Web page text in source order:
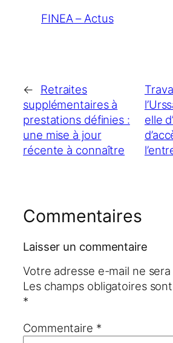
FINEA – Actus
←
Retraites
supplémentaires à
prestations définies :
une mise à jour
récente à connaître
elle
Commentaires
Laisser un commentaire
Votre adresse e-mail ne
Les champs obligatoires
*
Commentaire *